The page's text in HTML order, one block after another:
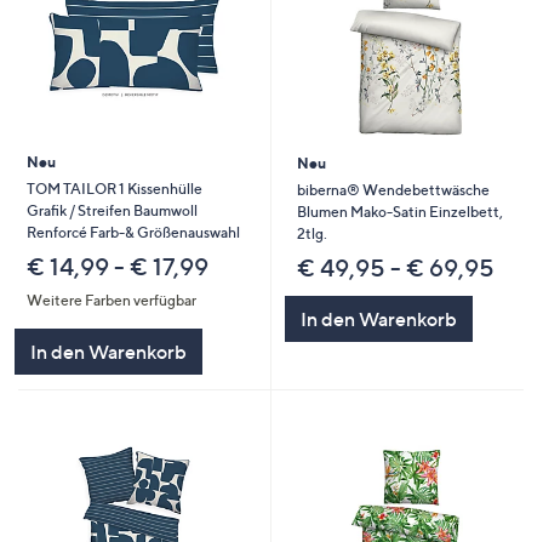
Geräten
nach
links
um
diese
anzuzeigen.
Neu
TOM TAILOR 1 Kissenhülle
Grafik / Streifen Baumwoll
Renforcé Farb-& Größenauswahl
€ 14,99 - € 17,99
Weitere Farben verfügbar
In den Warenkorb
Neu
biberna® Wendebettwäsche
Blumen Mako-Satin Einzelbett,
2tlg.
€ 49,95 - € 69,95
In den Warenkorb